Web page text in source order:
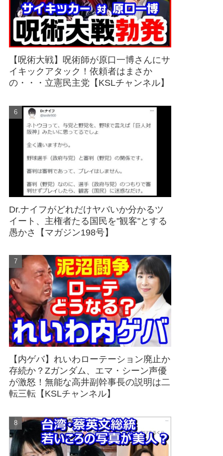
【呪術大戦】呪術師が原口一博さんにサ
イキックアタック！依頼者はまさか
の・・・立憲民主党【KSLチャンネル】
Dr.ナイフがどれだけヤバいか分かるツ
イート、主権者たる国民を"観客"とする
愚かさ【マガジン198号】
【内ゲバ】れいわローテーション廃止か
存続か？Zガンダム、エマ・シーン声優
が激怒！無能な高井副幹事長の説明は二
転三転【KSLチャンネル】